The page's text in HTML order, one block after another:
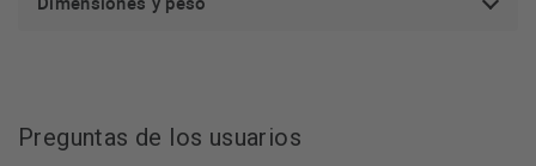
Funciones
Preguntas de los usuarios